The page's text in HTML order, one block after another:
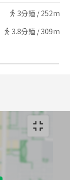
3分鐘 / 252m
3.8分鐘 / 309m